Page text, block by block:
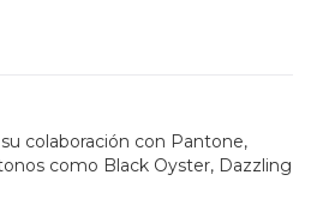
colaboración con Pantone,
como Black Oyster, Dazzling